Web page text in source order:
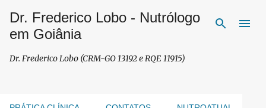
Pular para o conteúdo principal
Dr. Frederico Lobo - Nutrólogo
em Goiânia
Dr. Frederico Lobo (CRM-GO 13192 e RQE 11915)